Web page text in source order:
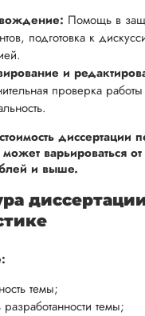
Помощь в
подготовка к
и
проверка работы
диссертации
может варьироваться
и выше.
темы;
разработанности темы;